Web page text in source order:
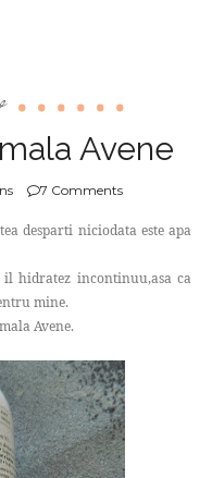
Avene
7 Comments
desparti niciodata este apa
hidratez incontinuu,asa ca
mine.
Avene.